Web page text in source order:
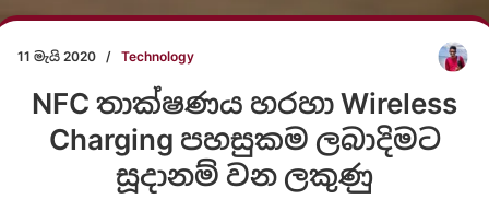
11 මැයි 2020 / Technology
NFC තාක්ෂණය හරහා Wireless
Charging පහසුකම ලබාදිමට
සූදානම් වන ලකුණු